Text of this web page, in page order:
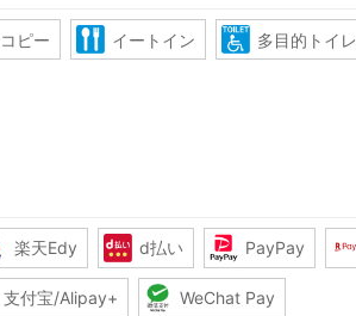
ピー イートイン 多目的トイレ
楽天Edy d払い PayPay
支付宝/Alipay+ WeChat Pay